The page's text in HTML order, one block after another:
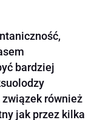
bardziej
związek również
jak przez kilka